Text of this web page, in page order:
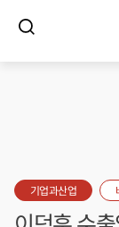
기업과산업